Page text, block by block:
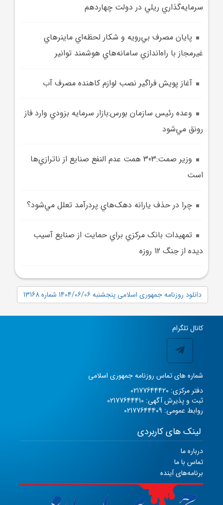
سرمايه‌گذاري ريلي در دولت چهاردهم
پايان مصرف بي‌رويه و شکار لحظه‌اي ماينر‌هاي
غيرمجاز با راه‌اندازي سامانه‌هاي هوشمند توانير
آغاز پويش فراگير نصب لوازم کاهنده مصرف آب
وعده رئيس سازمان بورس:بازار سرمايه بزودي وارد فاز
رونق مي‌شود
وزير صمت:303 همت عدم النفع صنايع از ناترازي‌ها
است
چرا در حذف يارانه دهک‌هاي پردرآمد تعلل مي‌شود؟
تمهيدات بانک مرکزي براي حمايت از صنايع آسيب
ديده از جنگ 12 روزه
دانلود روزنامه جمهوری اسلامی پنجشنبه 1404/06/06 شماره 13168
کانال تلگرام
شماره های تماس روزنامه جمهوری اسلامی
دفتر مرکزی: 02177644420
ثبت و پذیرش آگهی: 02177644410
روابط عمومی: 02177644409
لینک های کاربردی
درباره ما
تماس با ما
برنامه‌های آینده